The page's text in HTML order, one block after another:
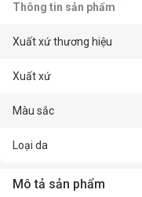
Thông tin sản phẩm
Xuất xứ thương hiệu
Xuất xứ
Màu sắc
Loại da
Mô tả sản phẩm